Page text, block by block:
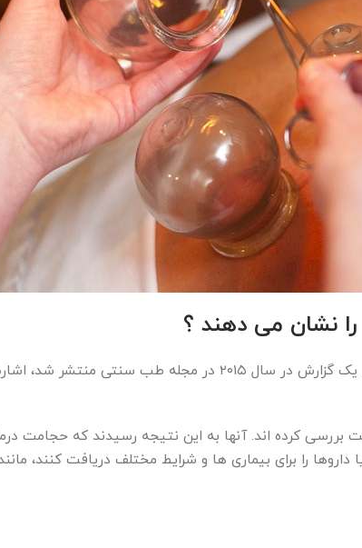
نشان می دهند ؟
مطالعات علمی زیادی در مورد حجامت انجام نشده است. یک گزارش در سال ۲۰۱۵
مطالعه را در مورد حجامت بررسی کرده اند. آنها به این نتیجه رسیدند که
را برای بیماری ها و شرایط مختلف دریافت کنند،